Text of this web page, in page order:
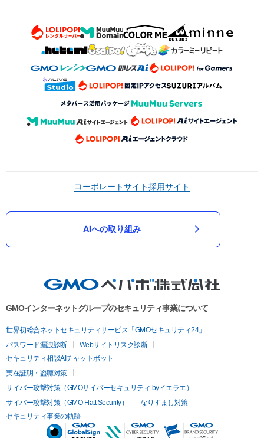
コーポレートサイト採用サイト
AIへの取り組み
GMOインターネットグループのセキュリティ事業について
世界初総合ネットセキュリティサービス「GMOセキュリティ24」
パスワード漏洩診断
Webサイトリスク診断
セキュリティ相談AIチャットボット
実在証明・盗聴対策
サイバー攻撃対策（GMOサイバーセキュリティ byイエラエ）
サイバー攻撃対策（GMO Flatt Security）
なりすまし対策
セキュリティ事業の軌跡